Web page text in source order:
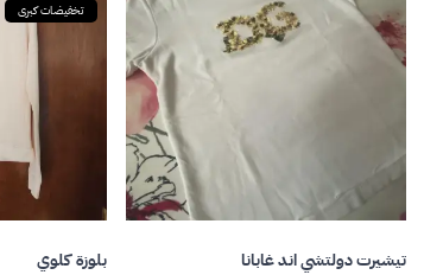
تيشيرت دولتشي اند غابانا
تخفيضات كبرى
بلوزة كلوي